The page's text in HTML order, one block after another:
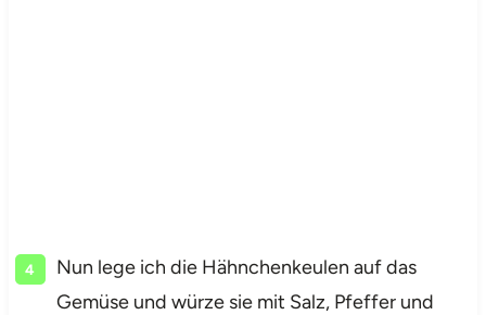
Nun lege ich die Hähnchenkeulen auf das
Gemüse und würze sie mit Salz, Pfeffer und